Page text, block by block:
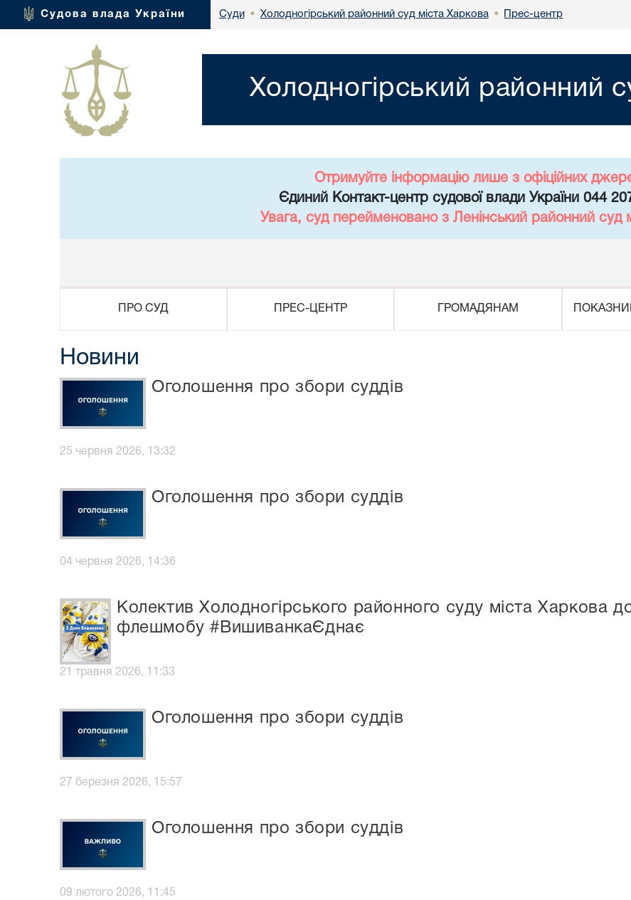
Судова влада України Суди • Холодногірський районний суд міста Харкова • Прес-центр
Холодногірський районний
Отримуйте інформацію лише з офіційних
Єдиний Контакт-центр судової влади України 044
Увага, суд перейменовано з Ленінський районний суд
ПРО СУД ПРЕС-ЦЕНТР ГРОМАДЯНАМ
Новини
Оголошення про збори суддів
25 червня 2026, 13:32
Оголошення про збори суддів
04 червня 2026, 14:36
Колектив Холодногірського районного суду міста Харкова
флешмобу #ВишиванкаЄднає
21 травня 2026, 11:33
Оголошення про збори суддів
27 березня 2026, 15:57
Оголошення про збори суддів
09 лютого 2026, 11:45